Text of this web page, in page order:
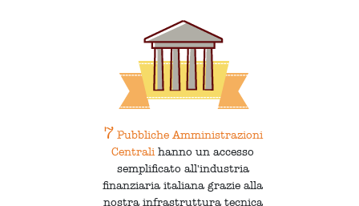
7 Pubbliche Amministrazioni
Centralihanno un accesso
semplificato all'industria
finanziaria italiana grazie alla
nostra infrastruttura tecnica